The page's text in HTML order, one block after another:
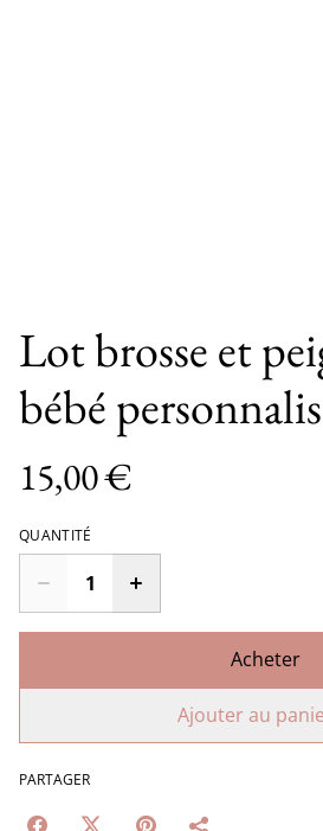
Lot brosse et
bébé
15,00 €
QUANTITÉ
Acheter
Ajouter au
PARTAGER